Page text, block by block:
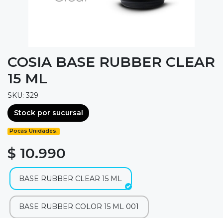
COSIA BASE RUBBER CLEAR
15 ML
SKU: 329
Stock por sucursal
Pocas Unidades.
$ 10.990
BASE RUBBER CLEAR 15 ML
BASE RUBBER COLOR 15 ML 001